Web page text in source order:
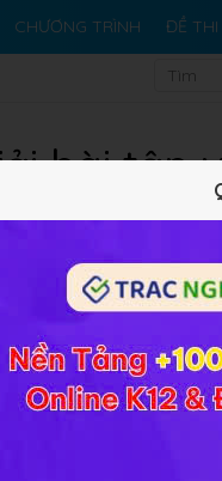
CHƯƠNG TRÌNH ĐỀ THI
bài tập
Tóm tắt